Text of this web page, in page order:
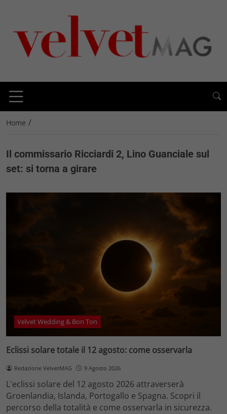
Home /
Il commissario Ricciardi 2, Lino Guanciale sul
set: si torna a girare
Velvet Wedding & Bon Ton
Eclissi solare totale il 12 agosto: come osservarla
Redazione VelvetMAG 9 Agosto 2026
L'eclissi solare del 12 agosto 2026 attraverserà
Groenlandia, Islanda, Portogallo e Spagna. Scopri il
percorso della totalità e come osservarla in sicurezza.